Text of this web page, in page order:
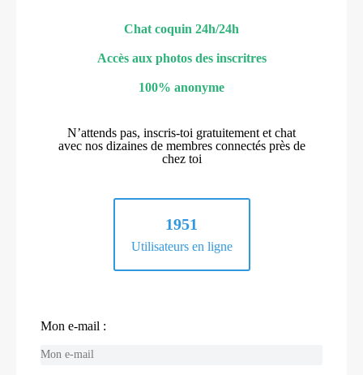
Chat coquin 24h/24h
Accès aux photos des inscritres
100% anonyme
N’attends pas, inscris-toi gratuitement et chat
avec nos dizaines de membres connectés près de
chez toi
1951
Utilisateurs en ligne
Mon e-mail :